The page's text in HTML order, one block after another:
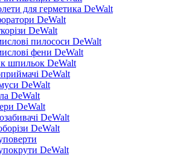
для герметика DeWalt
DeWalt
DeWalt
пилососи DeWalt
фени DeWalt
шпильок DeWalt
DeWalt
DeWalt
DeWalt
DeWalt
DeWalt
DeWalt
DeWalt